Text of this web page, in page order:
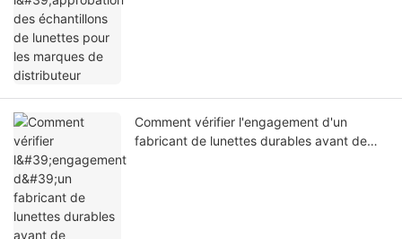
Comment vérifier l'engagement d'un
fabricant de lunettes durables avant de